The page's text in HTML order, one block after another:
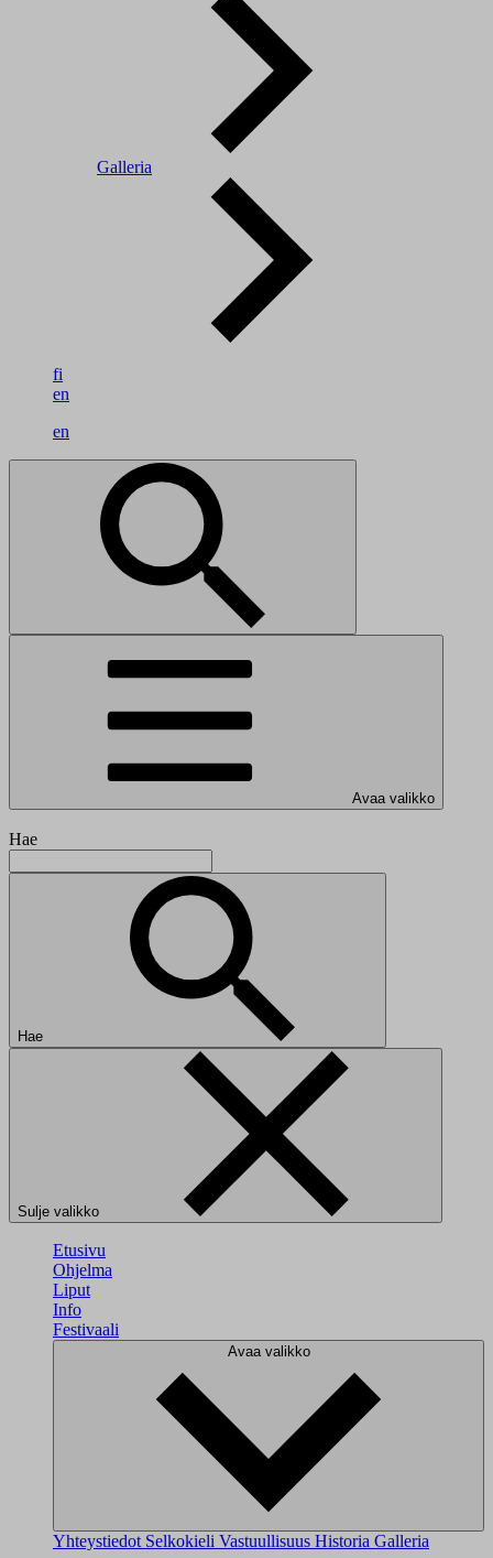
Galleria
fi
en
en
Avaa valikko
Hae
Hae
Sulje valikko
Etusivu
Ohjelma
Liput
Info
Festivaali
Avaa valikko
Yhteystiedot Selkokieli Vastuullisuus Historia Galleria